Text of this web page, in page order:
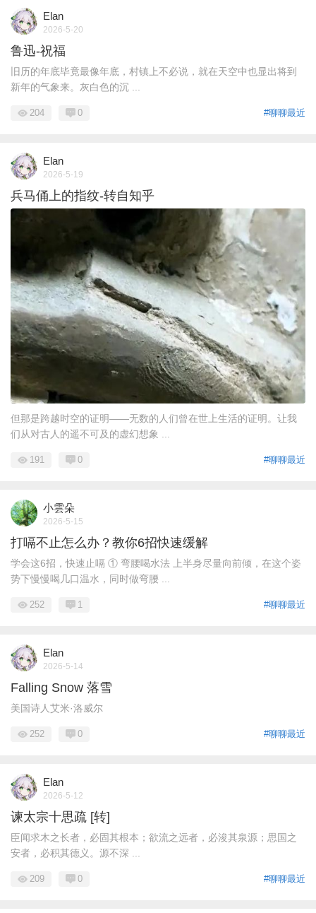
Elan
2026-5-20
鲁迅-祝福
旧历的年底毕竟最像年底，村镇上不必说，就在天空中也显出将到
新年的气象来。灰白色的沉 ...
#聊聊最近
204 0
Elan
2026-5-19
兵马俑上的指纹-转自知乎
但那是跨越时空的证明——无数的人们曾在世上生活的证明。让我
们从对古人的遥不可及的虚幻想象 ...
#聊聊最近
191 0
小雲朵
2026-5-15
打嗝不止怎么办？教你6招快速缓解
学会这6招，快速止嗝 ① 弯腰喝水法 上半身尽量向前倾，在这个姿
势下慢慢喝几口温水，同时做弯腰 ...
#聊聊最近
252 1
Elan
2026-5-14
Falling Snow 落雪
美国诗人艾米·洛威尔
#聊聊最近
252 0
Elan
2026-5-12
谏太宗十思疏 [转]
臣闻求木之长者，必固其根本；欲流之远者，必浚其泉源；思国之
安者，必积其德义。源不深 ...
#聊聊最近
209 0